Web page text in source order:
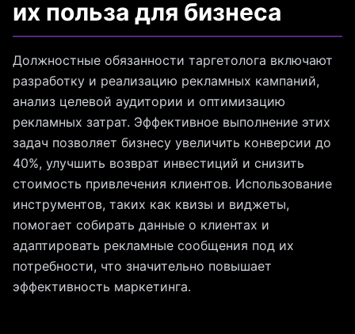
их польза для бизнеса
Должностные обязанности таргетолога включают
разработку и реализацию рекламных кампаний,
анализ целевой аудитории и оптимизацию
рекламных затрат. Эффективное выполнение этих
задач позволяет бизнесу увеличить конверсии до
40%, улучшить возврат инвестиций и снизить
стоимость привлечения клиентов. Использование
инструментов, таких как квизы и виджеты,
помогает собирать данные о клиентах и
адаптировать рекламные сообщения под их
потребности, что значительно повышает
эффективность маркетинга.